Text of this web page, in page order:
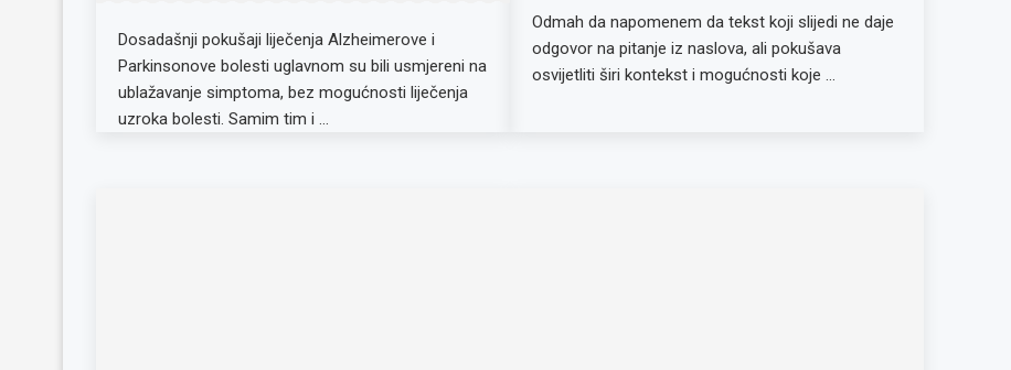
Dosadašnji pokušaji liječenja Alzheimerove i
Parkinsonove bolesti uglavnom su bili usmjereni na
ublažavanje simptoma, bez mogućnosti liječenja
uzroka bolesti. Samim tim i …
Odmah da napomenem da tekst koji slijedi ne daje
odgovor na pitanje iz naslova, ali pokušava
osvijetliti širi kontekst i mogućnosti koje …